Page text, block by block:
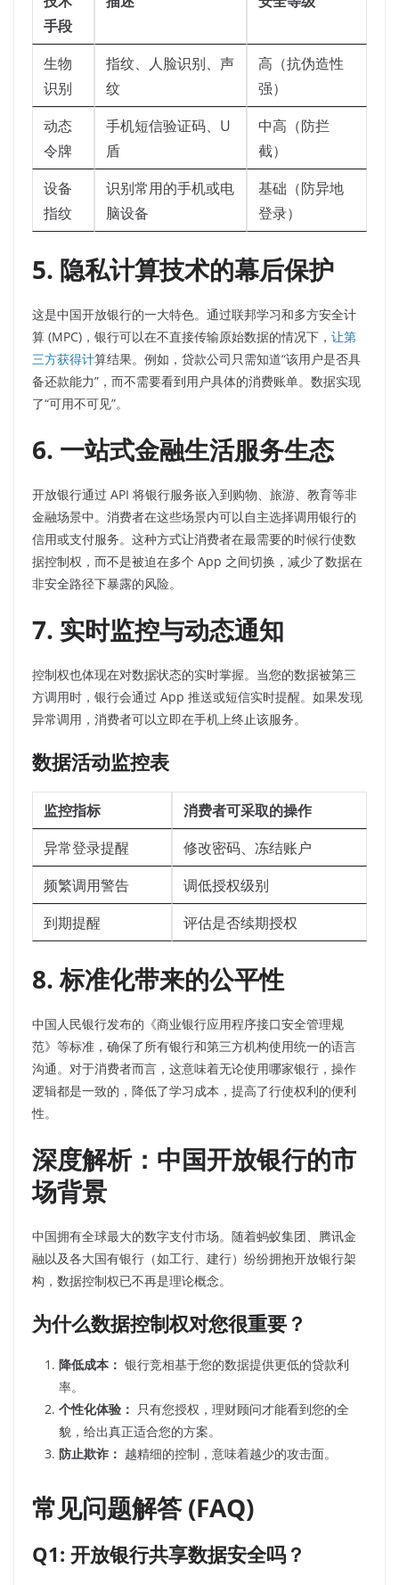
手段
生物
识别
指纹、人脸识别、声
纹
高（抗伪造性
强）
动态
令牌
手机短信验证码、U
盾
中高（防拦
截）
设备
指纹
识别常用的手机或电
脑设备
基础（防异地
登录）
5. 隐私计算技术的幕后保护
这是中国开放银行的一大特色。通过联邦学习和多方安全计
算 (MPC)，银行可以在不直接传输原始数据的情况下， 让第
三方获得计算结果。例如，贷款公司只需知道“该用户是否具
备还款能力”，而不需要看到用户具体的消费账单。数据实现
了“可用不可见”。
6. 一站式金融生活服务生态
开放银行通过 API 将银行服务嵌入到购物、旅游、教育等非
金融场景中。消费者在这些场景内可以自主选择调用银行的
信用或支付服务。这种方式让消费者在最需要的时候行使数
据控制权，而不是被迫在多个 App 之间切换，减少了数据在
非安全路径下暴露的风险。
7. 实时监控与动态通知
控制权也体现在对数据状态的实时掌握。当您的数据被第三
方调用时，银行会通过 App 推送或短信实时提醒。如果发现
异常调用，消费者可以立即在手机上终止该服务。
数据活动监控表
监控指标
消费者可采取的操作
异常登录提醒
修改密码、冻结账户
频繁调用警告
调低授权级别
到期提醒
评估是否续期授权
8. 标准化带来的公平性
中国人民银行发布的《商业银行应用程序接口安全管理规
范》等标准，确保了所有银行和第三方机构使用统一的语言
沟通。对于消费者而言，这意味着无论使用哪家银行，操作
逻辑都是一致的，降低了学习成本，提高了行使权利的便利
性。
深度解析：中国开放银行的市
场背景
中国拥有全球最大的数字支付市场。随着蚂蚁集团、腾讯金
融以及各大国有银行（如工行、建行）纷纷拥抱开放银行架
构，数据控制权已不再是理论概念。
为什么数据控制权对您很重要？
降低成本： 银行竞相基于您的数据提供更低的贷款利
率。
个性化体验： 只有您授权，理财顾问才能看到您的全
貌，给出真正适合您的方案。
防止欺诈： 越精细的控制，意味着越少的攻击面。
常见问题解答 (FAQ)
Q1: 开放银行共享数据安全吗？